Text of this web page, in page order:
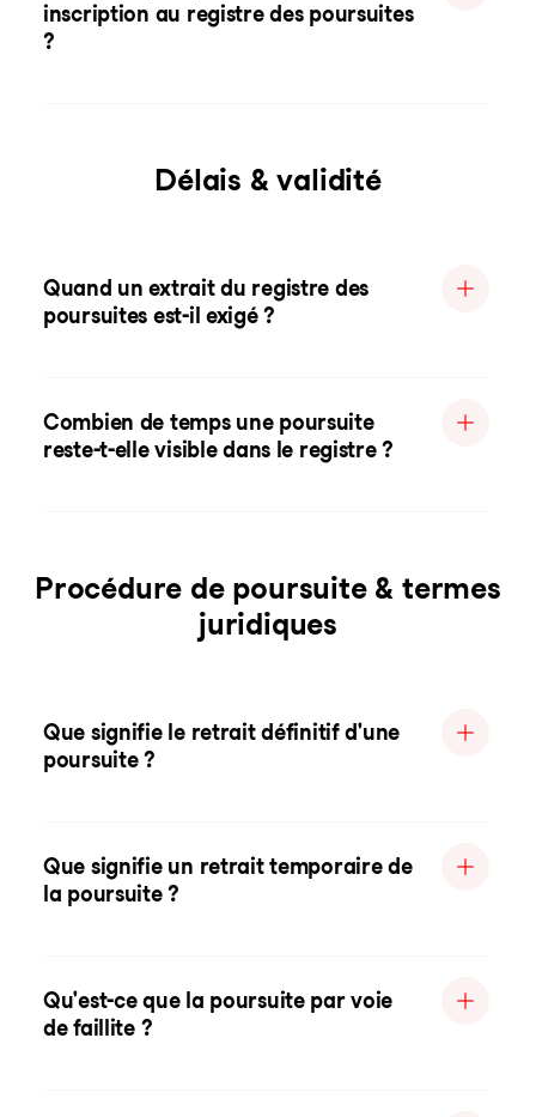
inscription au registre des poursuites
?
Délais & validité
Quand un extrait du registre des
poursuites est-il exigé ?
Combien de temps une poursuite
reste-t-elle visible dans le registre ?
Procédure de poursuite & termes
juridiques
Que signifie le retrait définitif d'une
poursuite ?
Que signifie un retrait temporaire de
la poursuite ?
Qu'est-ce que la poursuite par voie
de faillite ?